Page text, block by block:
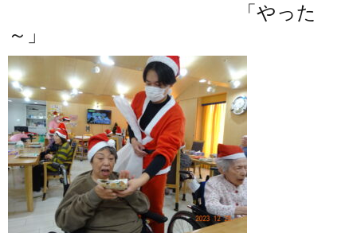
「やった
～」